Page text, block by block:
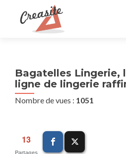
Bagatelles Lingerie,
ligne de lingerie
Nombre de vues : 1051
13
Partages